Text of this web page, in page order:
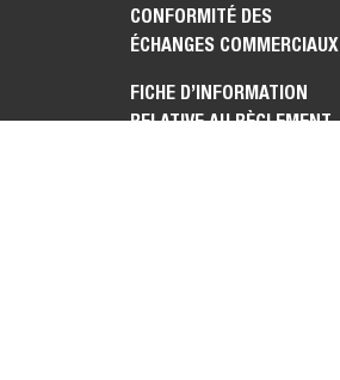
CONFORMITÉ DES
ÉCHANGES COMMERCIAUX
FICHE D’INFORMATION
RELATIVE AU RÈGLEMENT